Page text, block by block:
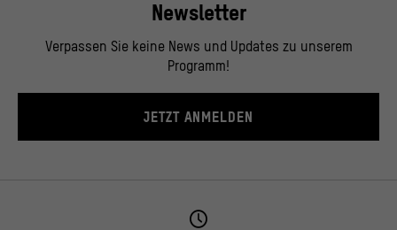
Newsletter
Verpassen Sie keine News und Updates zu unserem
Programm!
JETZT ANMELDEN